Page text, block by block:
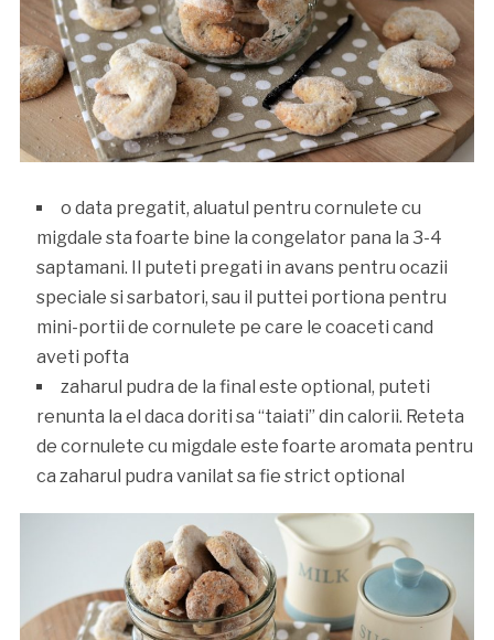
o data pregatit, aluatul pentru cornulete cu
migdale sta foarte bine la congelator pana la 3-4
saptamani. Il puteti pregati in avans pentru ocazii
speciale si sarbatori, sau il puttei portiona pentru
mini-portii de cornulete pe care le coaceti cand
aveti pofta
zaharul pudra de la final este optional, puteti
renunta la el daca doriti sa “taiati” din calorii. Reteta
de cornulete cu migdale este foarte aromata pentru
ca zaharul pudra vanilat sa fie strict optional